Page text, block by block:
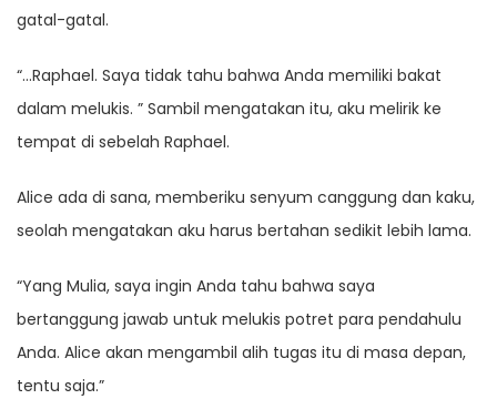
gatal-gatal.
“…Raphael. Saya tidak tahu bahwa Anda memiliki bakat
dalam melukis. ” Sambil mengatakan itu, aku melirik ke
tempat di sebelah Raphael.
Alice ada di sana, memberiku senyum canggung dan kaku,
seolah mengatakan aku harus bertahan sedikit lebih lama.
“Yang Mulia, saya ingin Anda tahu bahwa saya
bertanggung jawab untuk melukis potret para pendahulu
Anda. Alice akan mengambil alih tugas itu di masa depan,
tentu saja.”